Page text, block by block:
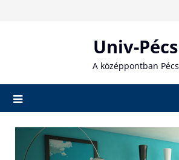
Univ-Pécs
A középpontban Pécs